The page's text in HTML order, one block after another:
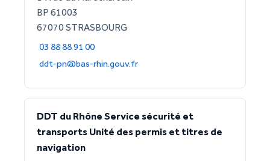
BP 61003
67070 STRASBOURG
03 88 88 91 00
ddt-pn@bas-rhin.gouv.fr
DDT du Rhône Service sécurité et
transports Unité des permis et titres de
navigation